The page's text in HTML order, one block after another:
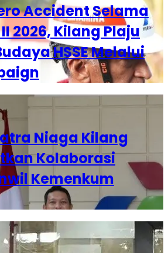
Accident Selama
2026, Kilang Plaju
HSSE Melalui
Niaga Kilang
Kolaborasi
Kemenkum